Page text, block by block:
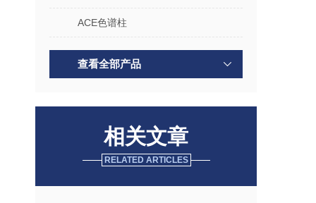
ACE色谱柱
查看全部产品
相关文章
RELATED ARTICLES